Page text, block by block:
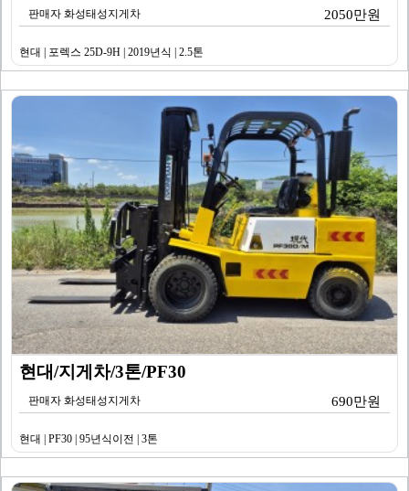
판매자 화성태성지게차 2050만원
현대 | 포렉스 25D-9H | 2019년식 | 2.5톤
현대/지게차/3톤/PF30
판매자 화성태성지게차 690만원
현대 | PF30 | 95년식이전 | 3톤